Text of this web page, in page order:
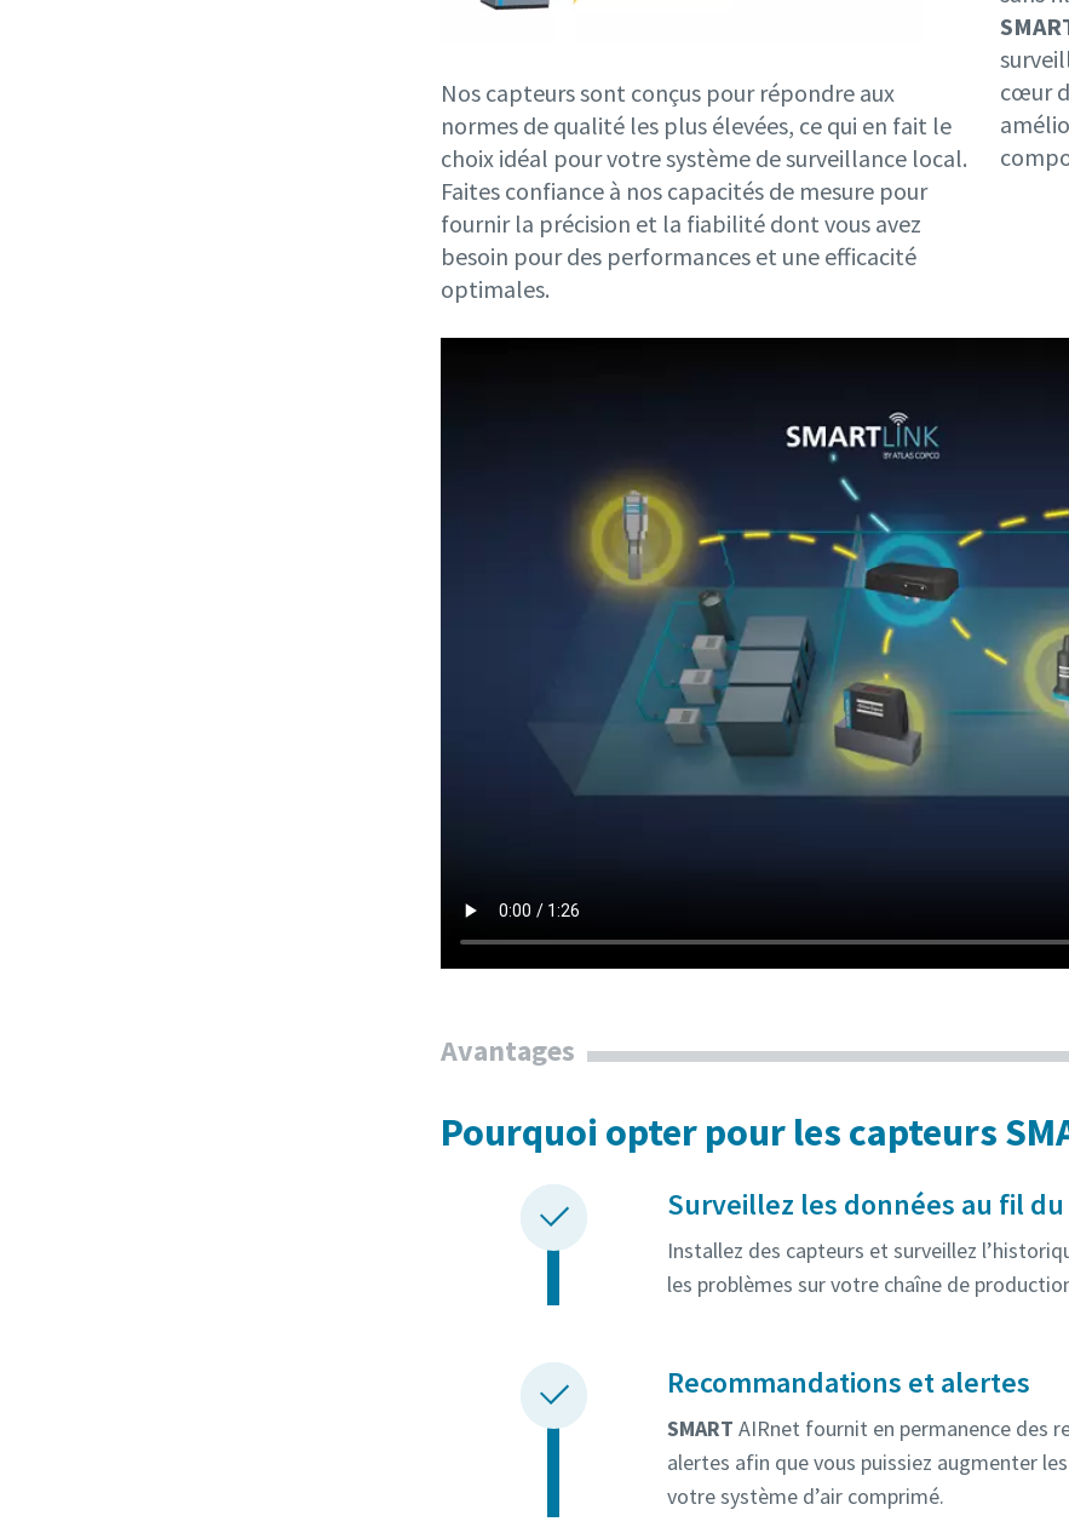
Nos capteurs sont conçus pour répondre aux
normes de qualité les plus élevées, ce qui en fait le
choix idéal pour votre système de surveillance local.
Faites confiance à nos capacités de mesure pour
fournir la précision et la fiabilité dont vous avez
besoin pour des performances et une efficacité
optimales.
cœur
Avantages
Pourquoi opter pour les capteurs
Surveillez les données au fil
Installez des capteurs et surveillez
les problèmes sur votre chaîne de
Recommandations et alertes
SMART AIRnet fournit en permanence des
alertes afin que vous puissiez augmenter
votre système d’air comprimé.